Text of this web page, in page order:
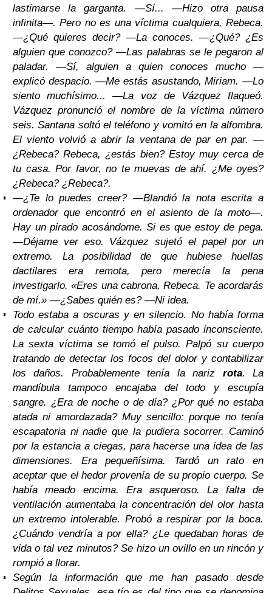
lastimarse la garganta. —Sí... —Hizo otra pausa
infinita—. Pero no es una víctima cualquiera, Rebeca.
—¿Qué quieres decir? —La conoces. —¿Qué? ¿Es
alguien que conozco? —Las palabras se le pegaron al
paladar. —Sí, alguien a quien conoces mucho —
explicó despacio. —Me estás asustando, Miriam. —Lo
siento muchísimo... —La voz de Vázquez flaqueó.
Vázquez pronunció el nombre de la víctima número
seis. Santana soltó el teléfono y vomitó en la alfombra.
El viento volvió a abrir la ventana de par en par. —
¿Rebeca? Rebeca, ¿estás bien? Estoy muy cerca de
tu casa. Por favor, no te muevas de ahí. ¿Me oyes?
¿Rebeca? ¿Rebeca?.
—¿Te lo puedes creer? —Blandió la nota escrita a
ordenador que encontró en el asiento de la moto—.
Hay un pirado acosándome. Si es que estoy de pega.
—Déjame ver eso. Vázquez sujetó el papel por un
extremo. La posibilidad de que hubiese huellas
dactilares era remota, pero merecía la pena
investigarlo.«Eres una cabrona, Rebeca. Te acordarás
de mí.» —¿Sabes quién es? —Ni idea.
Todo estaba a oscuras y en silencio. No había forma
de calcular cuánto tiempo había pasado inconsciente.
La sexta víctima se tomó el pulso. Palpó su cuerpo
tratando de detectar los focos del dolor y contabilizar
los daños. Probablemente tenía la nariz rota. La
mandíbula tampoco encajaba del todo y escupía
sangre. ¿Era de noche o de día? ¿Por qué no estaba
atada ni amordazada? Muy sencillo: porque no tenía
escapatoria ni nadie que la pudiera socorrer. Caminó
por la estancia a ciegas, para hacerse una idea de las
dimensiones. Era pequeñísima. Tardó un rato en
aceptar que el hedor provenía de su propio cuerpo. Se
había meado encima. Era asqueroso. La falta de
ventilación aumentaba la concentración del olor hasta
un extremo intolerable. Probó a respirar por la boca.
¿Cuándo vendría a por ella? ¿Le quedaban horas de
vida o tal vez minutos? Se hizo un ovillo en un rincón y
rompió a llorar.
Según la información que me han pasado desde